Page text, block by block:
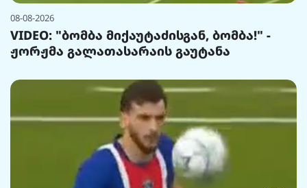
08-08-2026
VIDEO: "ბომბა მიქაუტაძისგან, ბომბა!" -
ჟორჟმა გალათასარაის გაუტანა